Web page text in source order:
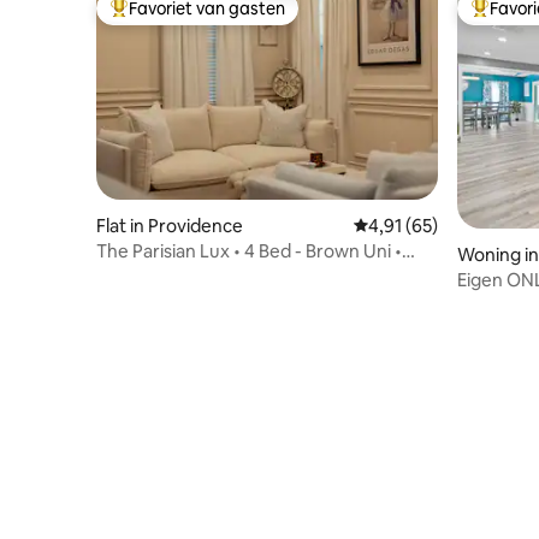
Topfavoriet van gasten
Favoriet van gasten
Flat in Providence Gemiddelde
4,91 (65)
The Parisian Lux • 4 Bed - Brown Uni •
Woning
Eigen